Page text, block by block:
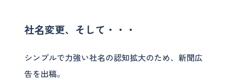
社名変更、そして・・・
シンプルで力強い社名の認知拡大のため、新聞広
告を出稿。